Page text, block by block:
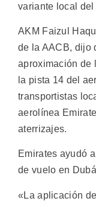
variante local del
AKM Faizul
de la AACB, dijo
aproximación de
la pista 14 del
transportistas
aerolínea
aterrizajes.
Emirates ayudó
de vuelo en
«La aplicación